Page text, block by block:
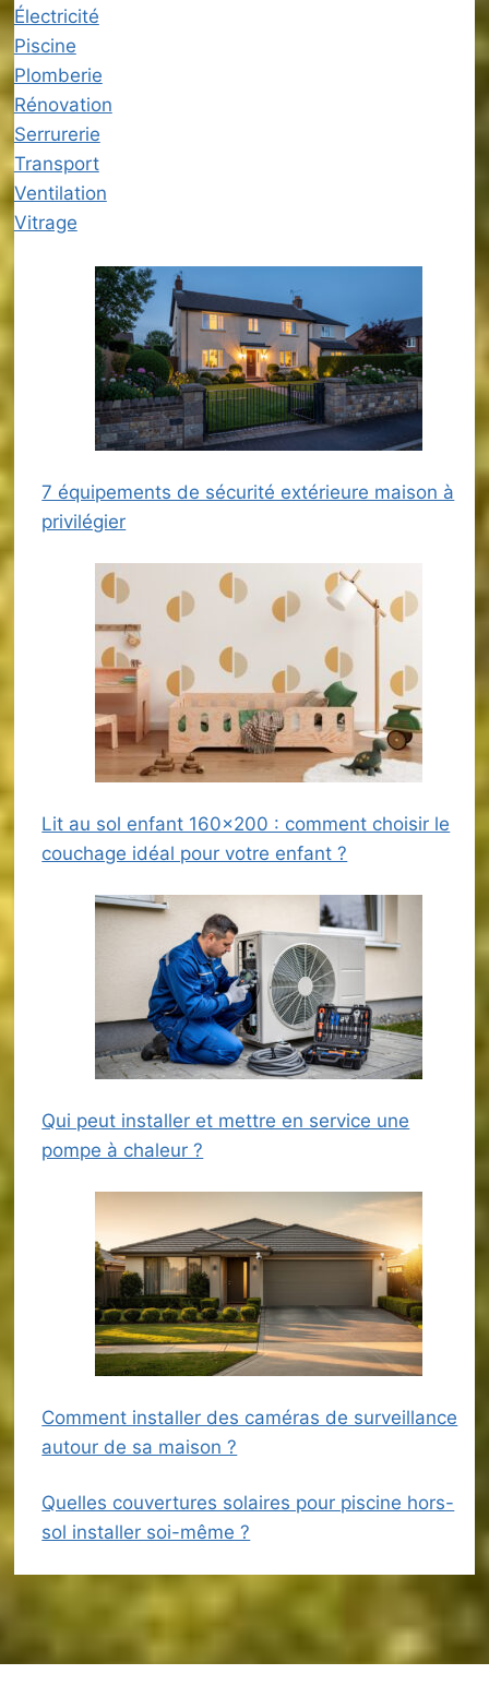
Électricité
Piscine
Plomberie
Rénovation
Serrurerie
Transport
Ventilation
Vitrage
7 équipements de sécurité extérieure maison à
privilégier
Lit au sol enfant 160×200 : comment choisir le
couchage idéal pour votre enfant ?
Qui peut installer et mettre en service une
pompe à chaleur ?
Comment installer des caméras de surveillance
autour de sa maison ?
Quelles couvertures solaires pour piscine hors-
sol installer soi-même ?